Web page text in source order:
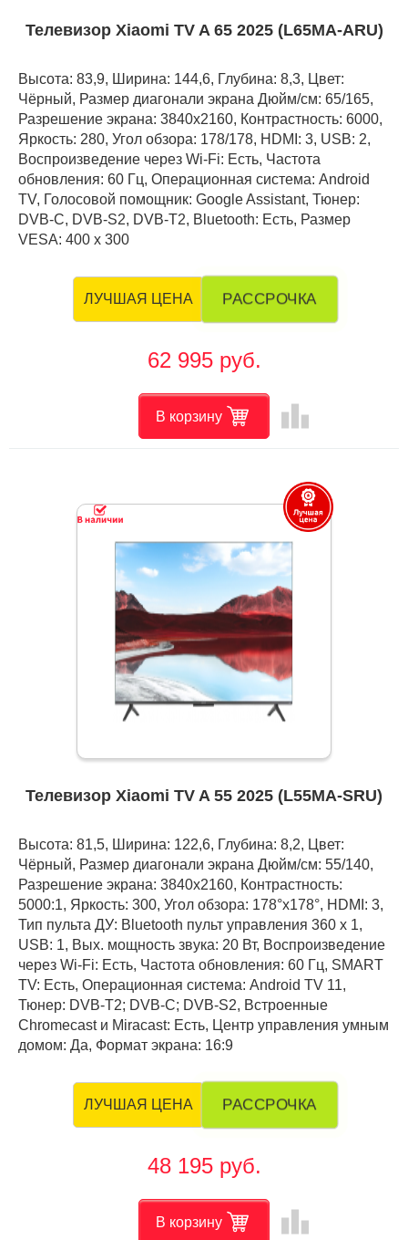
Телевизор Xiaomi TV A 65 2025 (L65MA-ARU)
Высота: 83,9, Ширина: 144,6, Глубина: 8,3, Цвет:
Чёрный, Размер диагонали экрана Дюйм/см: 65/165,
Разрешение экрана: 3840x2160, Контрастность: 6000,
Яркость: 280, Угол обзора: 178/178, HDMI: 3, USB: 2,
Воспроизведение через Wi-Fi: Есть, Частота
обновления: 60 Гц, Операционная система: Android
TV, Голосовой помощник: Google Assistant, Тюнер:
DVB-C, DVB-S2, DVB-T2, Bluetooth: Есть, Размер
VESA: 400 х 300
ЛУЧШАЯ ЦЕНА РАССРОЧКА
62 995 руб.
В корзину leaderboard
Телевизор Xiaomi TV A 55 2025 (L55MA-SRU)
Высота: 81,5, Ширина: 122,6, Глубина: 8,2, Цвет:
Чёрный, Размер диагонали экрана Дюйм/см: 55/140,
Разрешение экрана: 3840x2160, Контрастность:
5000:1, Яркость: 300, Угол обзора: 178°x178°, HDMI: 3,
Тип пульта ДУ: Bluetooth пульт управления 360 x 1,
USB: 1, Вых. мощность звука: 20 Вт, Воспроизведение
через Wi-Fi: Есть, Частота обновления: 60 Гц, SMART
TV: Есть, Операционная система: Android TV 11,
Тюнер: DVB-T2; DVB-C; DVB-S2, Встроенные
Chromecast и Miracast: Есть, Центр управления умным
домом: Да, Формат экрана: 16:9
ЛУЧШАЯ ЦЕНА РАССРОЧКА
48 195 руб.
В корзину leaderboard